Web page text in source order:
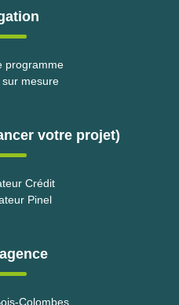
programme
sur mesure
votre projet)
Crédit
Pinel
Colombes